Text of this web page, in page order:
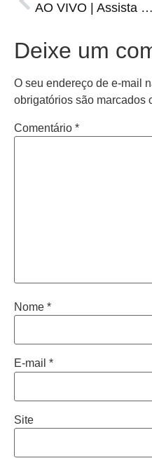
AO VIVO | Assista o Café i Resenha, direto da Azevedo Internet
Deixe um
O seu endereço de e-mail
obrigatórios são marcados
Comentário *
Nome *
E-mail *
Site